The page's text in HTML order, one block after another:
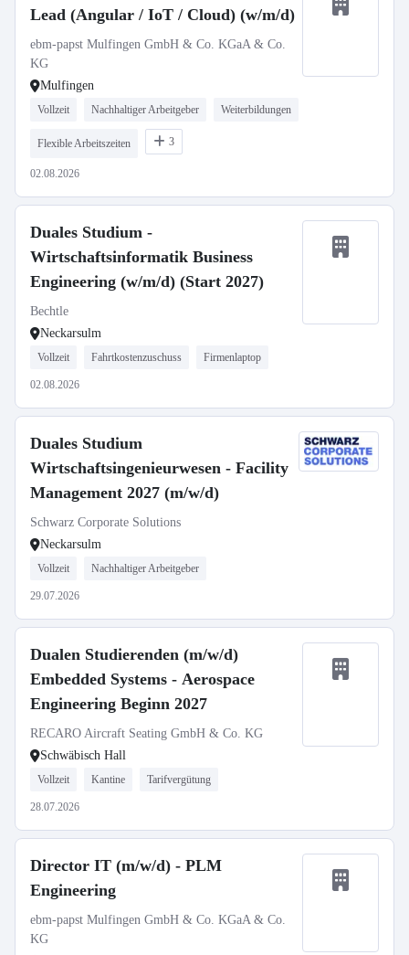
Lead (Angular / IoT / Cloud) (w/m/d)
ebm-papst Mulfingen GmbH & Co. KGaA & Co.
KG
Mulfingen
Vollzeit Nachhaltiger Arbeitgeber Weiterbildungen
Flexible Arbeitszeiten 3
02.08.2026
Duales Studium -
Wirtschaftsinformatik Business
Engineering (w/m/d) (Start 2027)
Bechtle
Neckarsulm
Vollzeit Fahrtkostenzuschuss Firmenlaptop
02.08.2026
Duales Studium
Wirtschaftsingenieurwesen - Facility
Management 2027 (m/w/d)
Schwarz Corporate Solutions
Neckarsulm
Vollzeit Nachhaltiger Arbeitgeber
29.07.2026
Dualen Studierenden (m/w/d)
Embedded Systems - Aerospace
Engineering Beginn 2027
RECARO Aircraft Seating GmbH & Co. KG
Schwäbisch Hall
Vollzeit Kantine Tarifvergütung
28.07.2026
Director IT (m/w/d) - PLM
Engineering
ebm-papst Mulfingen GmbH & Co. KGaA & Co.
KG